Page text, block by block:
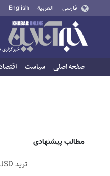
فارسی العربية English
صفحه اصلی سیاست اقتصاد
مطالب پیشنهادی
ترید EURUSD با اسپرد از صفر پیپ